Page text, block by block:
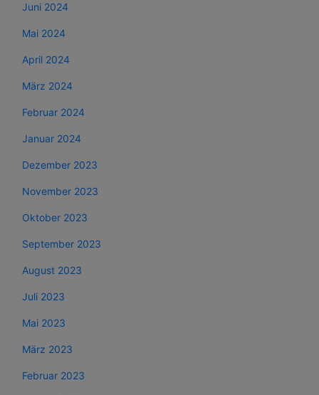
Juni 2024
Mai 2024
April 2024
März 2024
Februar 2024
Januar 2024
Dezember 2023
November 2023
Oktober 2023
September 2023
August 2023
Juli 2023
Mai 2023
März 2023
Februar 2023